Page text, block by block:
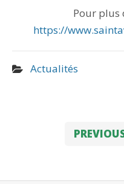
Pour plus
https://
Actualités